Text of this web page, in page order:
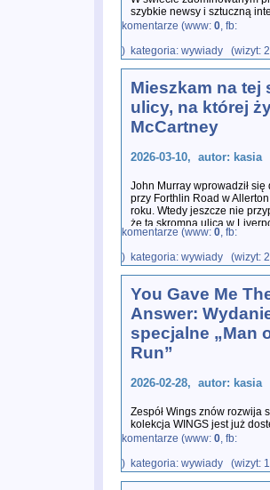
szybkie newsy i sztuczną
strażnikiem prawdy
komentarze (www: 0, fb:
) kategoria: wywiady (wizyt:
Mieszkam na tej
ulicy, na której
McCartney
2026-03-10, autor: kasia
John Murray wprowadził się
przy Forthlin Road w
roku. Wtedy jeszcze nie
że ta skromna ulica w
komentarze (www: 0, fb:
) kategoria: wywiady (wizyt:
You Gave Me
Answer:
specjalne „Man
Run”
2026-02-28, autor: kasia
Zespół Wings znów rozwija
kolekcja WINGS jest już
streamingowych, a nowa
komentarze (www: 0, fb:
) kategoria: wywiady (wizyt: